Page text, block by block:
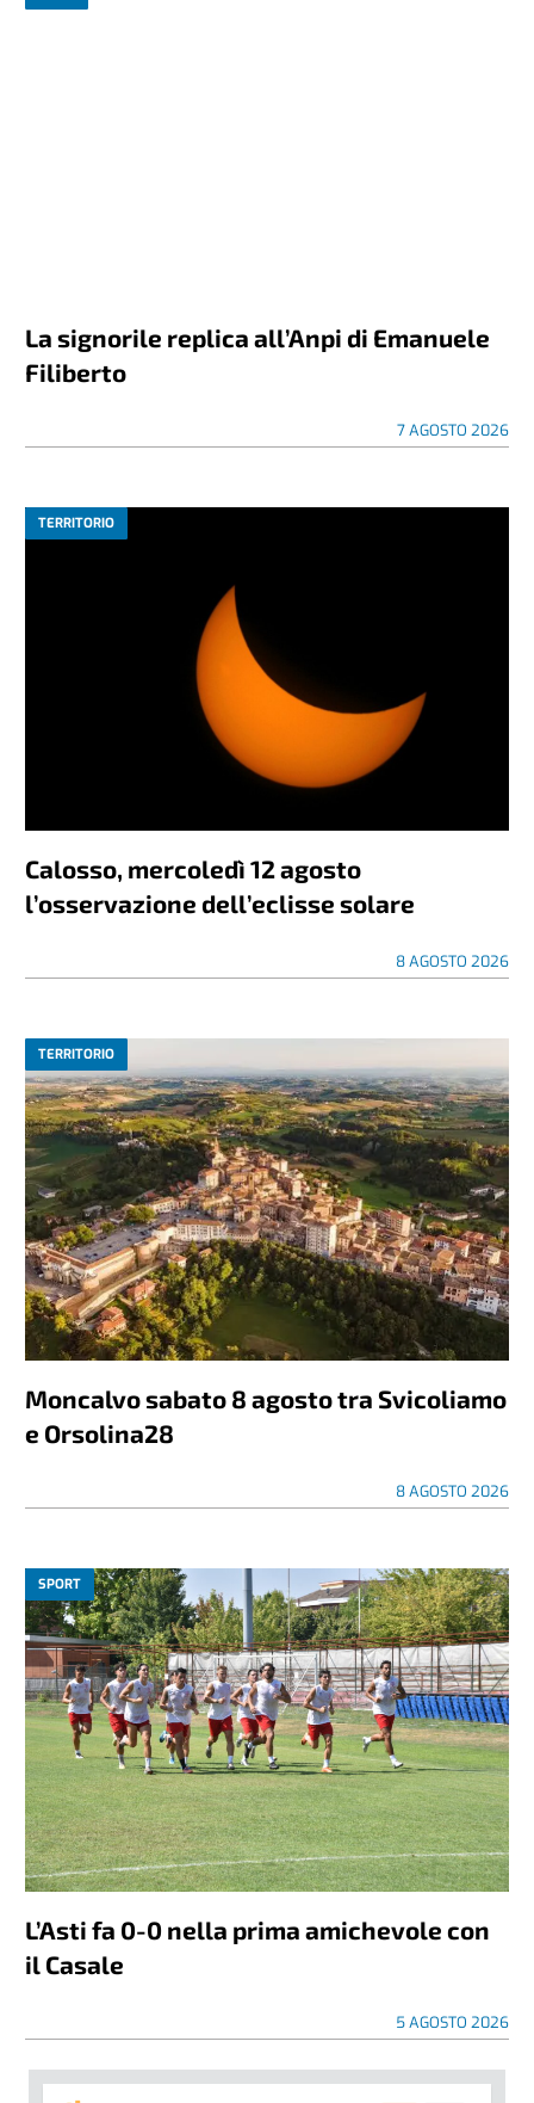
La signorile replica all’Anpi di Emanuele
Filiberto
7 AGOSTO 2026
TERRITORIO
Calosso, mercoledì 12 agosto
l’osservazione dell’eclisse solare
8 AGOSTO 2026
TERRITORIO
Moncalvo sabato 8 agosto tra Svicoliamo
e Orsolina28
8 AGOSTO 2026
SPORT
L’Asti fa 0-0 nella prima amichevole con
il Casale
5 AGOSTO 2026